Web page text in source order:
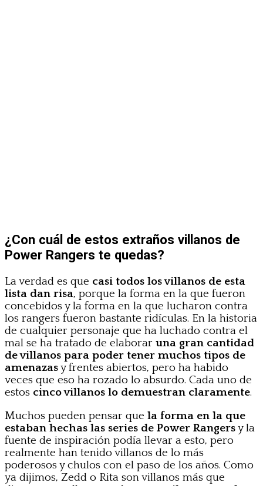
¿Con cuál de estos extraños villanos de
Power Rangers te quedas?
La verdad es que casi todos los villanos de esta
lista dan risa, porque la forma en la que fueron
concebidos y la forma en la que lucharon contra
los rangers fueron bastante ridículas. En la historia
de cualquier personaje que ha luchado contra el
mal se ha tratado de elaborar una gran cantidad
de villanos para poder tener muchos tipos de
amenazasy frentes abiertos, pero ha habido
veces que eso ha rozado lo absurdo. Cada uno de
estos cinco villanos lo demuestran claramente.
Muchos pueden pensar que la forma en la que
estaban hechas las series de Power Rangersy la
fuente de inspiración podía llevar a esto, pero
realmente han tenido villanos de lo más
poderosos y chulos con el paso de los años. Como
ya dijimos, Zedd o Rita son villanos más que